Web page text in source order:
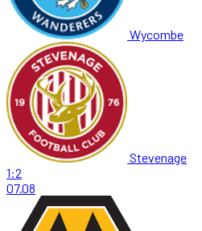
Wycombe
Stevenage
1:2
07.08